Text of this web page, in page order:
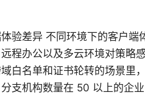
验差异 不同环境下的客户
程办公以及多云环境对策略
白名单和证书轮转的场景里
支机构数量在 50 以上的企